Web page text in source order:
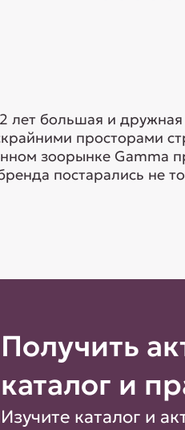
лет большая и
просторами
зоорынке Gamma
постарались не
Получить
каталог и
Изучите каталог и